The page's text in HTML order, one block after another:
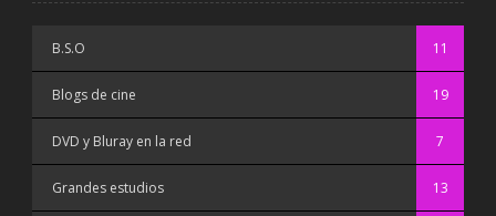
B.S.O 11
Blogs de cine 19
DVD y Bluray en la red 7
Grandes estudios 13